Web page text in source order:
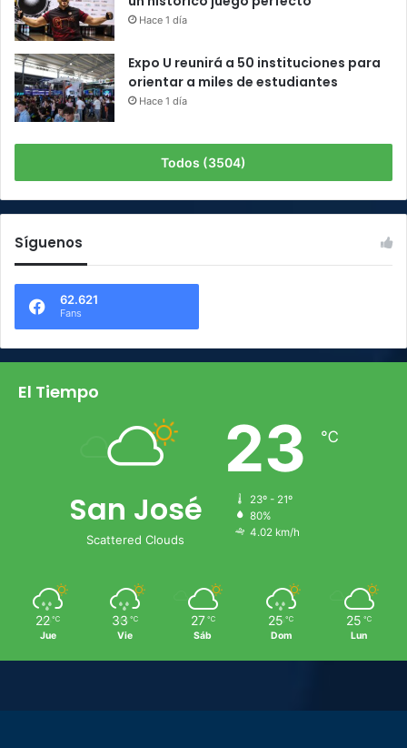
Hace 1 día
Expo U reunirá a 50 instituciones para
orientar a miles de estudiantes
Hace 1 día
Todos (3504)
Síguenos
62.621
Fans
El Tiempo
San José
Scattered Clouds
23 ℃
23º - 21º
80%
4.02 km/h
22 ℃
Jue
33 ℃
Vie
27 ℃
Sáb
25 ℃
Dom
25 ℃
Lun